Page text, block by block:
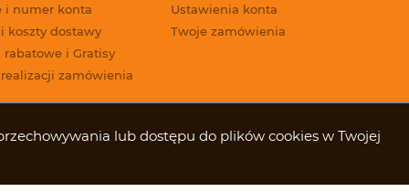
lub dostępu do plików cookies w Twojej
i numer konta
i koszty dostawy
rabatowe i Gratisy
realizacji zamówienia
Ustawienia konta
Twoje zamówienia